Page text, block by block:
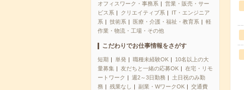
オフィスワーク・事務系
営業・販売・サー
ビス系
クリエイティブ系
IT・エンジニア
系
技術系 医療・介護・福祉・教育系
軽
作業・物流・工場・その他
こだわりでお仕事情報をさがす
短期 単発 職種未経験OK
10名以上の大
量募集
友だちと一緒の応募OK
在宅・リモ
ートワーク
週2～3日勤務
土日祝のみ勤
務
残業なし 副業・WワークOK
交通費